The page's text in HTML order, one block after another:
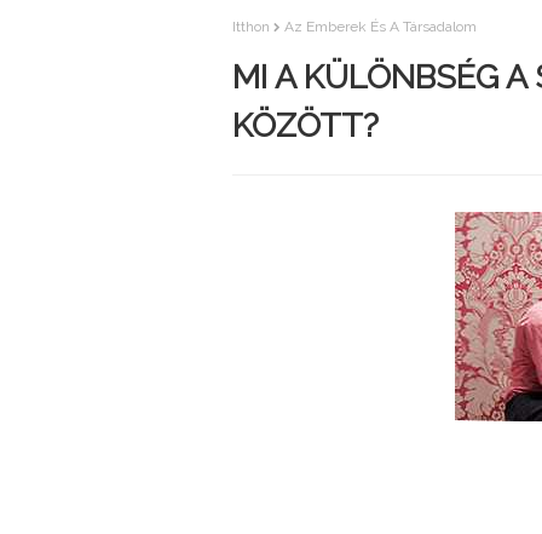
Itthon Az Emberek És A Társadalom
MI A KÜLÖNBSÉG A
KÖZÖTT?